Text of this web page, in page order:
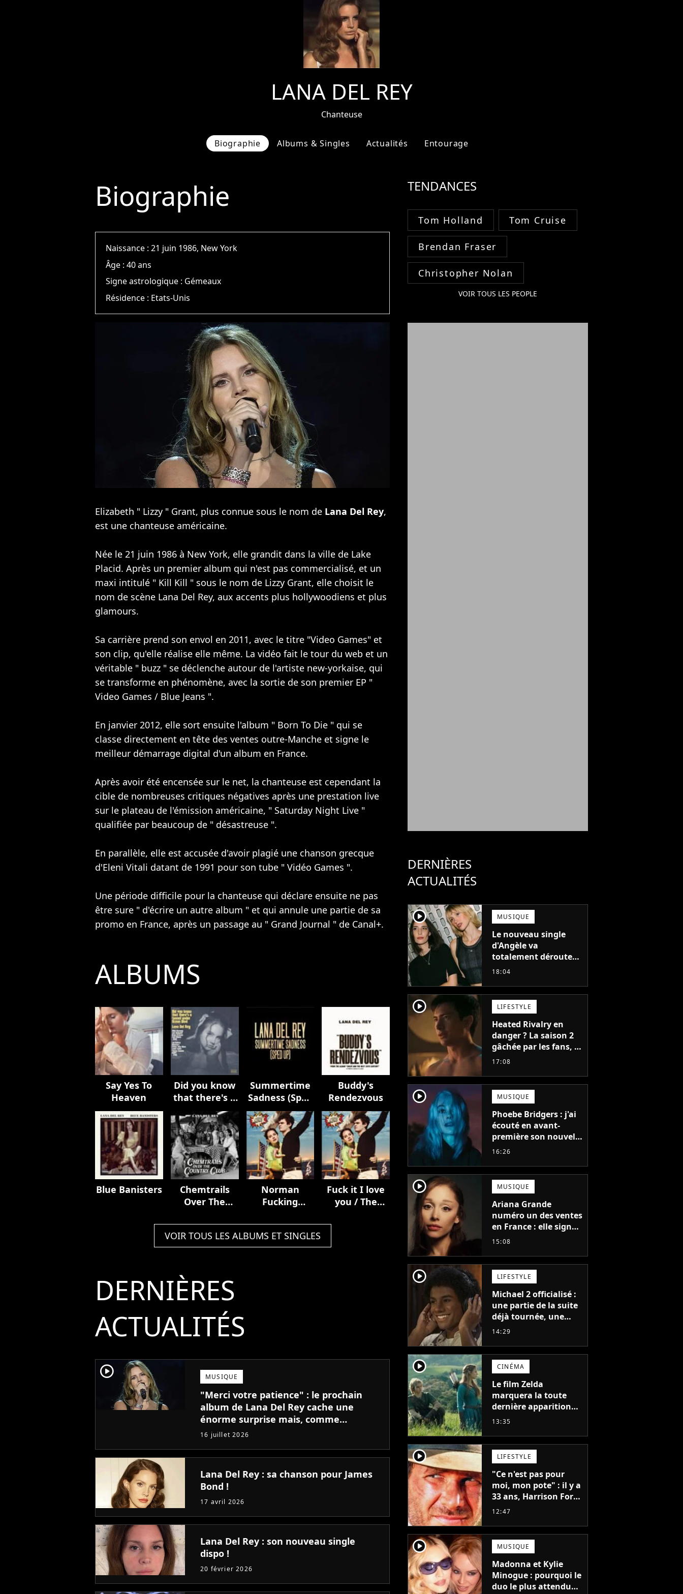
LANA DEL REY
Chanteuse
Biographie Albums & Singles Actualités Entourage
Biographie
Naissance :21 juin 1986, New York
Âge :40 ans
Signe astrologique : Gémeaux
Résidence : Etats-Unis
Elizabeth " Lizzy " Grant, plus connue sous le nom de Lana Del Rey,
est une chanteuse américaine.
Née le 21 juin 1986 à New York, elle grandit dans la ville de Lake
Placid. Après un premier album qui n'est pas commercialisé, et un
maxi intitulé " Kill Kill " sous le nom de Lizzy Grant, elle choisit le
nom de scène Lana Del Rey, aux accents plus hollywoodiens et plus
glamours.
Sa carrière prend son envol en 2011, avec le titre "Video Games" et
son clip, qu'elle réalise elle même. La vidéo fait le tour du web et un
véritable " buzz " se déclenche autour de l'artiste new-yorkaise, qui
se transforme en phénomène, avec la sortie de son premier EP "
Video Games / Blue Jeans ".
En janvier 2012, elle sort ensuite l'album " Born To Die " qui se
classe directement en tête des ventes outre-Manche et signe le
meilleur démarrage digital d'un album en France.
Après avoir été encensée sur le net, la chanteuse est cependant la
cible de nombreuses critiques négatives après une prestation live
sur le plateau de l'émission américaine, " Saturday Night Live "
qualifiée par beaucoup de " désastreuse ".
En parallèle, elle est accusée d'avoir plagié une chanson grecque
d'Eleni Vitali datant de 1991 pour son tube " Vidéo Games ".
Une période difficile pour la chanteuse qui déclare ensuite ne pas
être sure " d'écrire un autre album " et qui annule une partie de sa
promo en France, après un passage au " Grand Journal " de Canal+.
ALBUMS
Say Yes To
Heaven
Did you know
that there's a
tunnel under
Ocean Blvd
Summertime
Sadness (Sped
Up)
Buddy's
Rendezvous
Blue Banisters
Chemtrails
Over The
Norman
Fucking
Fuck it I love
you / The
VOIR TOUS LES ALBUMS ET SINGLES
DERNIÈRES
ACTUALITÉS
player2 MUSIQUE
"Merci votre patience" : le prochain
album de Lana Del Rey cache une
énorme surprise mais, comme
d'habitude, il va falloir être patient !
16 juillet 2026
Lana Del Rey : sa chanson pour James
Bond !
17 avril 2026
Lana Del Rey : son nouveau single
dispo !
20 février 2026
TENDANCES
Tom Holland Tom Cruise
Brendan Fraser
Christopher Nolan
VOIR TOUS LES PEOPLE
DERNIÈRES
ACTUALITÉS
player2 MUSIQUE
Le nouveau single
d'Angèle va
totalement dérouter
le public, et c'est une
18:04
player2 LIFESTYLE
Heated Rivalry en
danger ? La saison 2
gâchée par les fans, le
créateur pousse un
17:08
player2 MUSIQUE
Phoebe Bridgers : j'ai
écouté en avant-
première son nouvel
album, c'est le bijou
16:26
player2 MUSIQUE
Ariana Grande
numéro un des ventes
en France : elle signe
le meilleur démarrage
son album Petal
15:08
player2 LIFESTYLE
Michael 2 officialisé :
une partie de la suite
déjà tournée, une
sortie possible en
14:29
player2 CINÉMA
Le film Zelda
marquera la toute
dernière apparition
de cet acteur
disparu trop tôt
13:35
player2 LIFESTYLE
"Ce n'est pas pour
moi, mon pote" : il y a
33 ans, Harrison Ford
refusait l'un des plus
les temps
12:47
player2 MUSIQUE
Madonna et Kylie
Minogue : pourquoi le
duo le plus attendu